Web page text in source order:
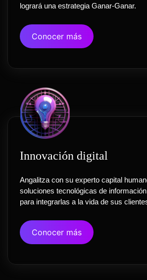
logrará una estrategia Ganar-Ganar.
Conocer más
Innovación digital
Angalitza con su experto capital
soluciones tecnológicas de
para integrarlas a la vida de sus
Conocer más